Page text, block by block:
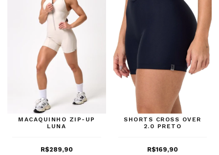
MACAQUINHO ZIP-UP
LUNA
R$289,90
SHORTS CROSS OVER
2.0 PRETO
R$169,90